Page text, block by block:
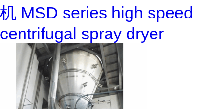
机 MSD series high speed
centrifugal spray dryer